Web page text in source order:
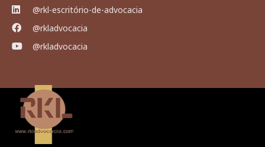
@rkl-escritório-de-advocacia
@rkladvocacia
@rkladvocacia